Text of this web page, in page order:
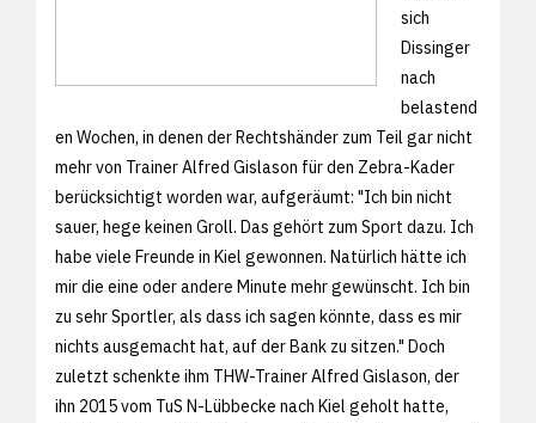
sich
Dissinger
nach
belastend
en Wochen, in denen der Rechtshänder zum Teil gar nicht
mehr von Trainer Alfred Gislason für den Zebra-Kader
berücksichtigt worden war, aufgeräumt: "Ich bin nicht
sauer, hege keinen Groll. Das gehört zum Sport dazu. Ich
habe viele Freunde in Kiel gewonnen. Natürlich hätte ich
mir die eine oder andere Minute mehr gewünscht. Ich bin
zu sehr Sportler, als dass ich sagen könnte, dass es mir
nichts ausgemacht hat, auf der Bank zu sitzen." Doch
zuletzt schenkte ihm THW-Trainer Alfred Gislason, der
ihn 2015 vom TuS N-Lübbecke nach Kiel geholt hatte,